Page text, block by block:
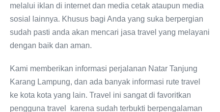
melalui iklan di internet dan media cetak ataupun media
sosial lainnya. Khusus bagi Anda yang suka berpergian
sudah pasti anda akan mencari jasa travel yang melayani
dengan baik dan aman.
Kami memberikan informasi perjalanan Natar Tanjung
Karang Lampung, dan ada banyak informasi rute travel
ke kota kota yang lain. Travel ini sangat di favoritkan
pengguna travel karena sudah terbukti berpengalaman